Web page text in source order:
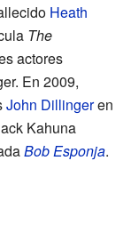
Heath
The
actores
En 2009,
John Dillingeren
Kahuna
Bob Esponja.